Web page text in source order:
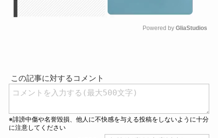
Powered by GliaStudios